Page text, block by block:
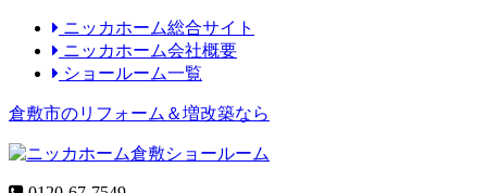
ニッカホーム総合サイト
ニッカホーム会社概要
ショールーム一覧
倉敷市のリフォーム＆増改築なら